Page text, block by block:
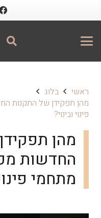
ראשי
בלוג
מהן תפקידן של התקנות
פינוי ובינוי?
מהן
החדשות
מתחמי